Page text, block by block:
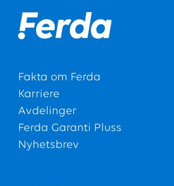
Fakta om Ferda
Karriere
Avdelinger
Ferda Garanti Pluss
Nyhetsbrev